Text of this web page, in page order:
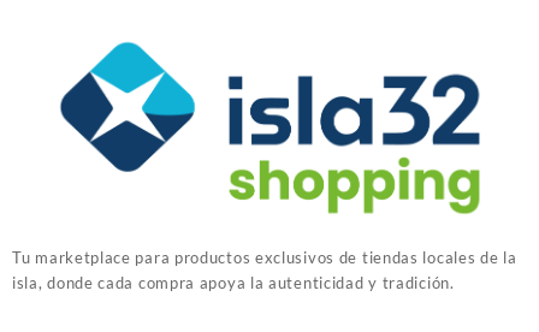
Tu marketplace para productos exclusivos de tiendas locales de la
isla, donde cada compra apoya la autenticidad y tradición.